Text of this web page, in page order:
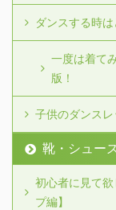
ダンスする時
一度は着て
版！
子供のダンス
靴・シュー
初心者に見て
プ編】